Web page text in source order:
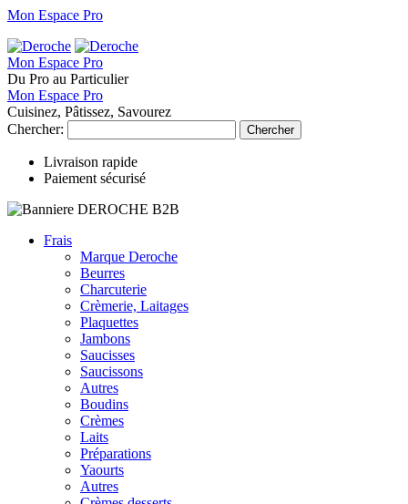
Mon Espace Pro
Mon Espace Pro
Du Pro au Particulier
Mon Espace Pro
Cuisinez, Pâtissez, Savourez
Chercher:
Chercher
Livraison rapide
Paiement sécurisé
Frais
Marque Deroche
Beurres
Charcuterie
Crèmerie, Laitages
Plaquettes
Jambons
Saucisses
Saucissons
Autres
Boudins
Crèmes
Laits
Préparations
Yaourts
Autres